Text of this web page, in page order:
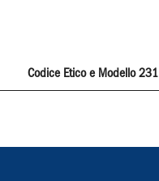
Codice Etico e Modello 231